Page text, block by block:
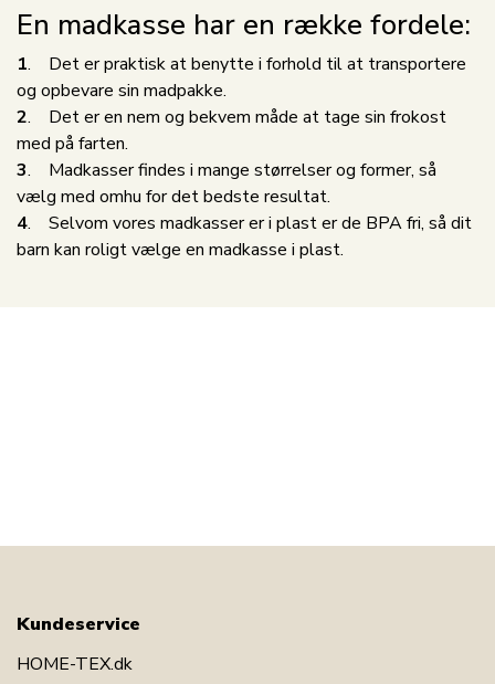
En madkasse har en række fordele:
1. Det er praktisk at benytte i forhold til at transportere
og opbevare sin madpakke.
2. Det er en nem og bekvem måde at tage sin frokost
med på farten.
3. Madkasser findes i mange størrelser og former, så
vælg med omhu for det bedste resultat.
4. Selvom vores madkasser er i plast er de BPA fri, så dit
barn kan roligt vælge en madkasse i plast.
Kundeservice
HOME-TEX.dk